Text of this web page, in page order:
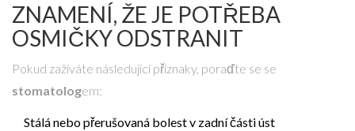
ZNAMENÍ, ŽE JE POTŘEBA
OSMIČKY ODSTRANIT
Pokud zažíváte následující příznaky, poraďte se se
stomatologem:
Stálá nebo přerušovaná bolest v zadní části úst